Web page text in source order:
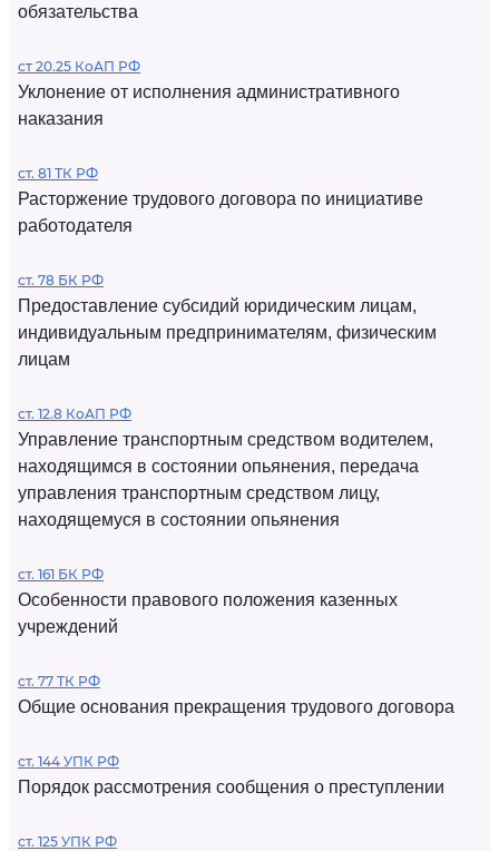
обязательства
ст 20.25 КоАП РФ
Уклонение от исполнения административного
наказания
ст. 81 ТК РФ
Расторжение трудового договора по инициативе
работодателя
ст. 78 БК РФ
Предоставление субсидий юридическим лицам,
индивидуальным предпринимателям, физическим
лицам
ст. 12.8 КоАП РФ
Управление транспортным средством водителем,
находящимся в состоянии опьянения, передача
управления транспортным средством лицу,
находящемуся в состоянии опьянения
ст. 161 БК РФ
Особенности правового положения казенных
учреждений
ст. 77 ТК РФ
Общие основания прекращения трудового договора
ст. 144 УПК РФ
Порядок рассмотрения сообщения о преступлении
ст. 125 УПК РФ